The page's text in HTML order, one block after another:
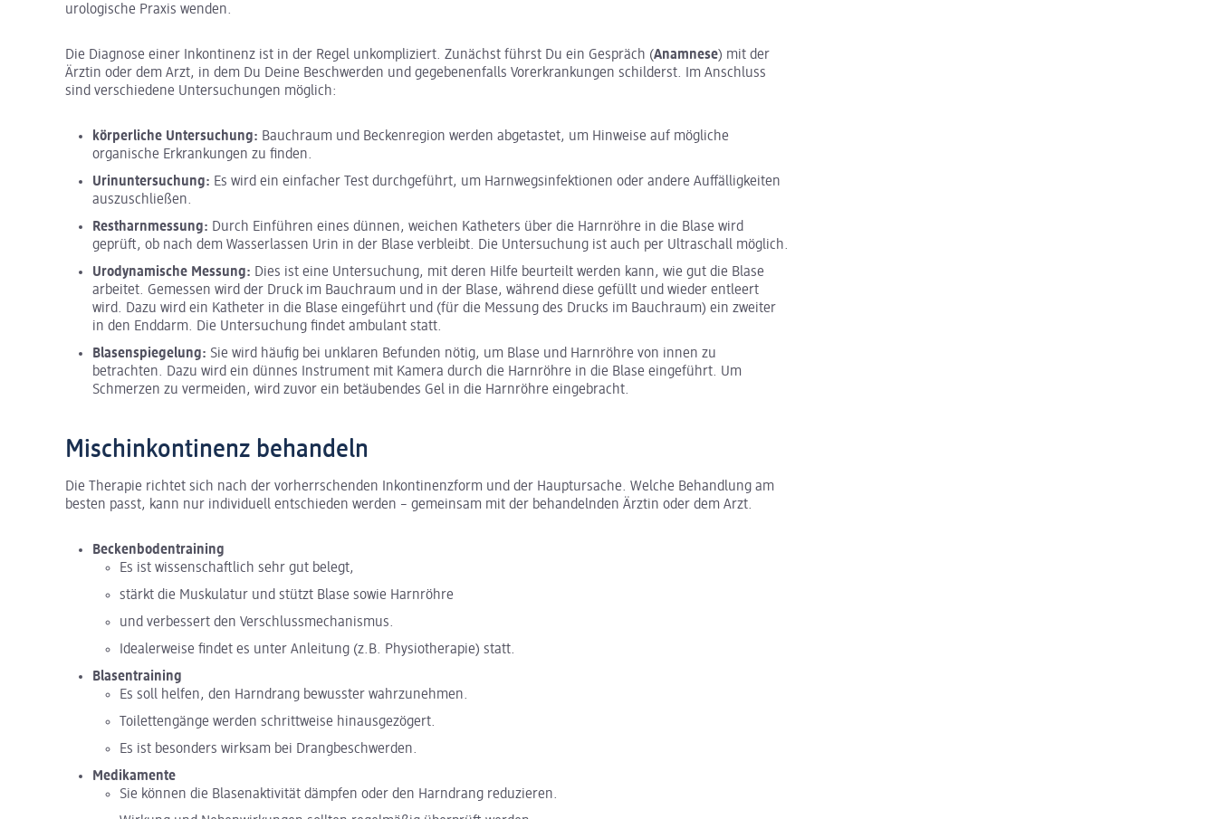
urologische Praxis wenden.
Die Diagnose einer Inkontinenz ist in der Regel unkompliziert. Zunächst führst Du ein Gespräch (Anamnese) mit der
Ärztin oder dem Arzt, in dem Du Deine Beschwerden und gegebenenfalls Vorerkrankungen schilderst. Im Anschluss
sind verschiedene Untersuchungen möglich:
körperliche Untersuchung: Bauchraum und Beckenregion werden abgetastet, um Hinweise auf mögliche
organische Erkrankungen zu finden.
Urinuntersuchung: Es wird ein einfacher Test durchgeführt, um Harnwegsinfektionen oder andere Auffälligkeiten
auszuschließen.
Restharnmessung: Durch Einführen eines dünnen, weichen Katheters über die Harnröhre in die Blase wird
geprüft, ob nach dem Wasserlassen Urin in der Blase verbleibt. Die Untersuchung ist auch per Ultraschall möglich.
Urodynamische Messung: Dies ist eine Untersuchung, mit deren Hilfe beurteilt werden kann, wie gut die Blase
arbeitet. Gemessen wird der Druck im Bauchraum und in der Blase, während diese gefüllt und wieder entleert
wird. Dazu wird ein Katheter in die Blase eingeführt und (für die Messung des Drucks im Bauchraum) ein zweiter
in den Enddarm. Die Untersuchung findet ambulant statt.
Blasenspiegelung: Sie wird häufig bei unklaren Befunden nötig, um Blase und Harnröhre von innen zu
betrachten. Dazu wird ein dünnes Instrument mit Kamera durch die Harnröhre in die Blase eingeführt. Um
Schmerzen zu vermeiden, wird zuvor ein betäubendes Gel in die Harnröhre eingebracht.
Mischinkontinenz behandeln
Die Therapie richtet sich nach der vorherrschenden Inkontinenzform und der Hauptursache. Welche Behandlung am
besten passt, kann nur individuell entschieden werden – gemeinsam mit der behandelnden Ärztin oder dem Arzt.
Beckenbodentraining
Es ist wissenschaftlich sehr gut belegt,
stärkt die Muskulatur und stützt Blase sowie Harnröhre
und verbessert den Verschlussmechanismus.
Idealerweise findet es unter Anleitung (z.B. Physiotherapie) statt.
Blasentraining
Es soll helfen, den Harndrang bewusster wahrzunehmen.
Toilettengänge werden schrittweise hinausgezögert.
Es ist besonders wirksam bei Drangbeschwerden.
Medikamente
Sie können die Blasenaktivität dämpfen oder den Harndrang reduzieren.